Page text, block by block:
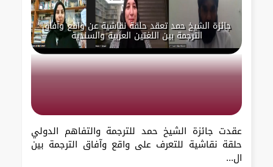
جائزة الشيخ حمد تعقد حلقة نقاشية عن واقع وآفاق
الترجمة بين اللغتين العربية والسندية
عقدت جائزة الشيخ حمد للترجمة والتفاهم الدولي
حلقة نقاشية للتعرف على واقع وآفاق الترجمة بين
ال...